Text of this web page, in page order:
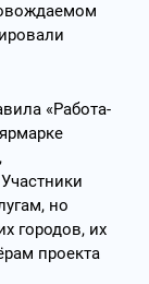
«Работа-
но
городов, их
проекта